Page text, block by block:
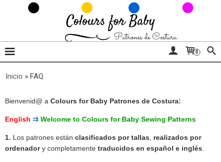
0
Inicio » FAQ
Bienvenid@ a Colours for Baby Patrones de Costura:
English ⇉ Welcome to Colours for Baby Sewing Patterns
1. Los patrones están clasificados por tallas
realizados por
ordenadory completamente traducidos en español e inglés